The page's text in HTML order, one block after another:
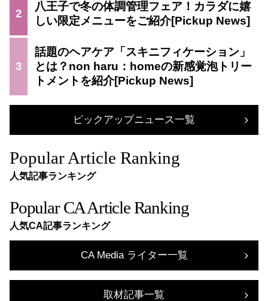
2
八王子で冬の体調管理フェア！カラダに嬉
しい限定メニューをご紹介
3
話題のヘアケア「スキニフィケーション」
とは？non haru：homeの新感覚泡トリー
トメントを紹介
ピックアップニュース一覧
Popular Article Ranking
人気記事ランキング
Popular CA Article Ranking
人気CA記事ランキング
CA Media ライター一覧
取材記事一覧